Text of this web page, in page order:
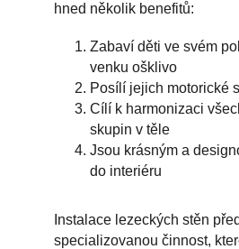
hned několik benefitů:
Zabaví děti ve svém
venku ošklivo
Posílí jejich motorické
Cílí k harmonizaci
skupin v těle
Jsou krásným a
do interiéru
Instalace lezeckých stěn
specializovanou činnost,